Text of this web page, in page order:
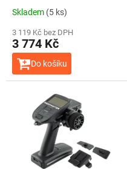
R85C
Skladem (5 ks)
3 119 Kč bez DPH
3 774 Kč
Do košíku